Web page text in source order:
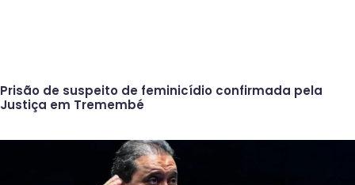
Prisão de suspeito de feminicídio confirmada pela
Justiça em Tremembé